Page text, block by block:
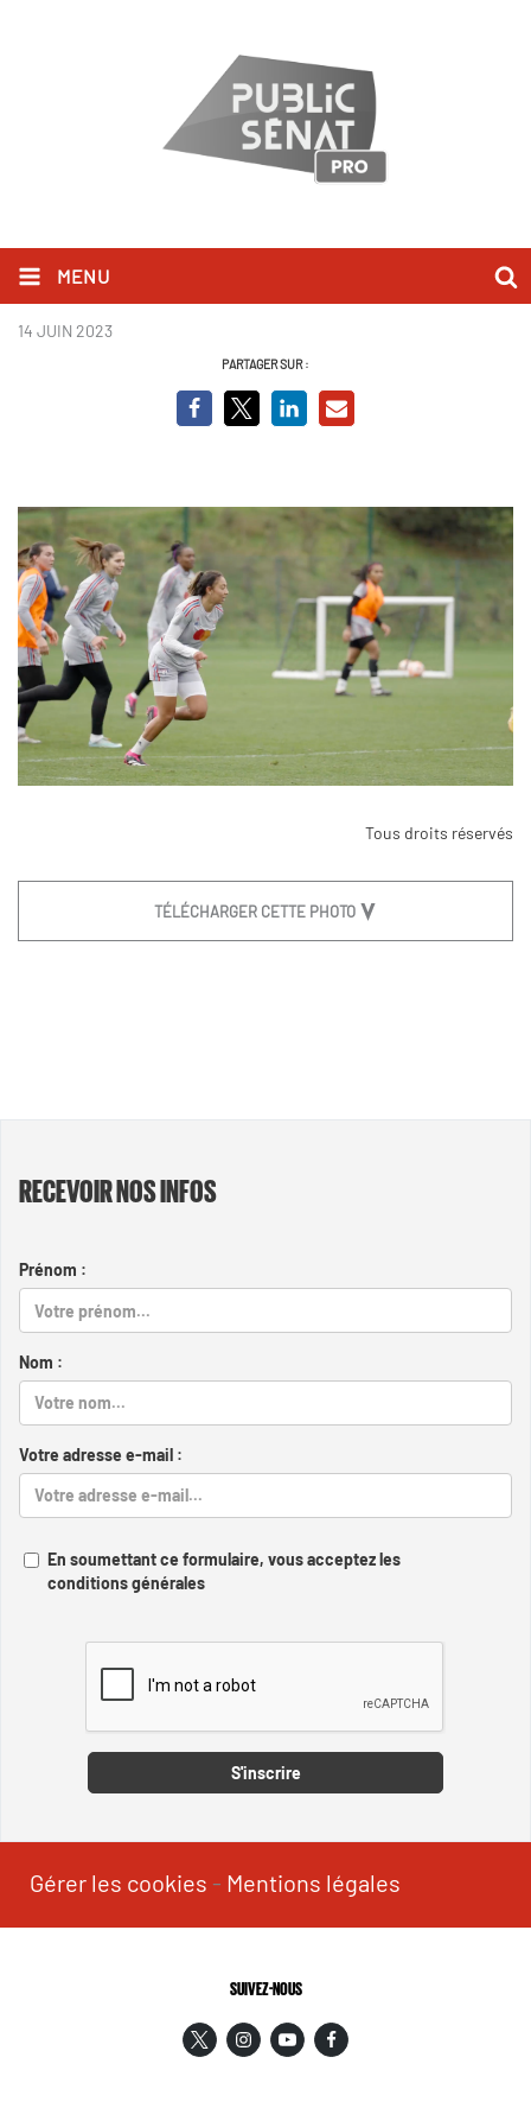
MENU
Comme des lionnes
14 JUIN 2023
PARTAGER SUR :
Tous droits réservés
TÉLÉCHARGER CETTE PHOTO
RECEVOIR NOS INFOS
Prénom :
Nom :
Votre adresse e-mail :
En soumettant ce formulaire, vous acceptez les
conditions générales
S'inscrire
Gérer les cookies - Mentions légales
SUIVEZ-NOUS